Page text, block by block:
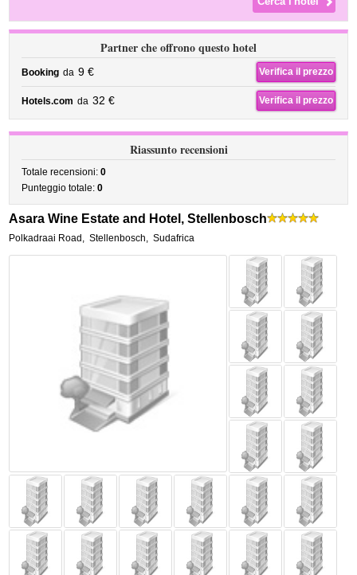
Partner che offrono questo hotel
Booking da 9 € Verifica il prezzo
Hotels.com da 32 € Verifica il prezzo
Riassunto recensioni
Totale recensioni:0
Punteggio totale:0
Asara Wine Estate and Hotel, Stellenbosch
Polkadraai Road , Stellenbosch, Sudafrica